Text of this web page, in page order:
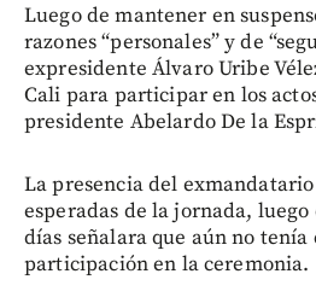
Luego de mantener en
razones “personales” y de
expresidente Álvaro Uribe
Cali para participar en los
presidente Abelardo De la
La presencia del
esperadas de la jornada,
días señalara que aún no
participación en la ceremonia.